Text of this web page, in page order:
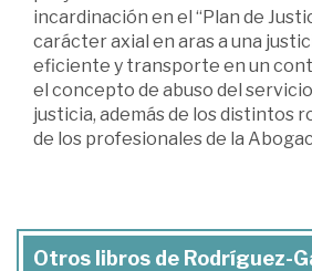
incardinación en el “Plan de
carácter axial en aras a una
eficiente y transporte en un
el concepto de abuso del
justicia, además de los distintos
de los profesionales de la
Otros libros de Rodríguez-